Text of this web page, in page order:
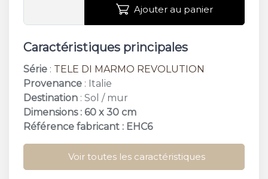
Ajouter au panier
Caractéristiques principales
Série : TELE DI MARMO REVOLUTION
Provenance : Italie
Destination : Sol / mur
Dimensions : 60 x 30 cm
Référence fabricant : EHC6
Voir toutes les caractéristiques